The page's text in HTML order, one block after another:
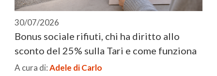
30/07/2026
Bonus sociale rifiuti, chi ha diritto allo
sconto del 25% sulla Tari e come funziona
A cura di:Adele di Carlo